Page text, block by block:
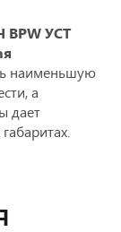
BPW УСТ
наименьшую
а
дает